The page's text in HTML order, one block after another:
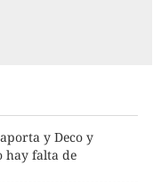
y Deco y
hay falta de